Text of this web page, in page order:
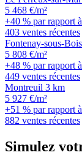
5 468 €/m²
+40 % par rapport
403 ventes récentes
Fontenay-sous-Bois
5 808 €/m²
+48 % par rapport
449 ventes récentes
Montreuil 3 km
5 927 €/m²
+51 % par rapport
882 ventes récentes
Simulez